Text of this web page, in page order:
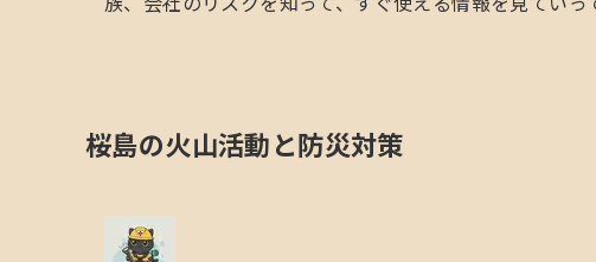
桜島の火山活動と防災対策